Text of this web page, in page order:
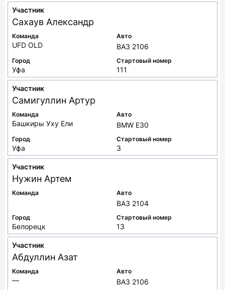
Участник
Сахаув Александр
Команда
UFD OLD
Авто
ВАЗ 2106
Город
Уфа
Стартовый номер
111
Участник
Самигуллин Артур
Команда
Башкиры Уху Ели
Авто
BMW E30
Город
Уфа
Стартовый номер
3
Участник
Нужин Артем
Команда Авто
ВАЗ 2104
Город
Белорецк
Стартовый номер
13
Участник
Абдуллин Азат
Команда
—
Авто
ВАЗ 2106